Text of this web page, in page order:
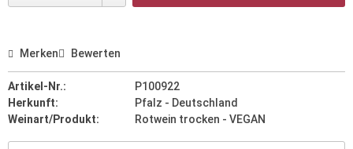
Merken Bewerten
Artikel-Nr.:
P100922
Herkunft:
Pfalz - Deutschland
Weinart/Produkt:
Rotwein trocken - VEGAN